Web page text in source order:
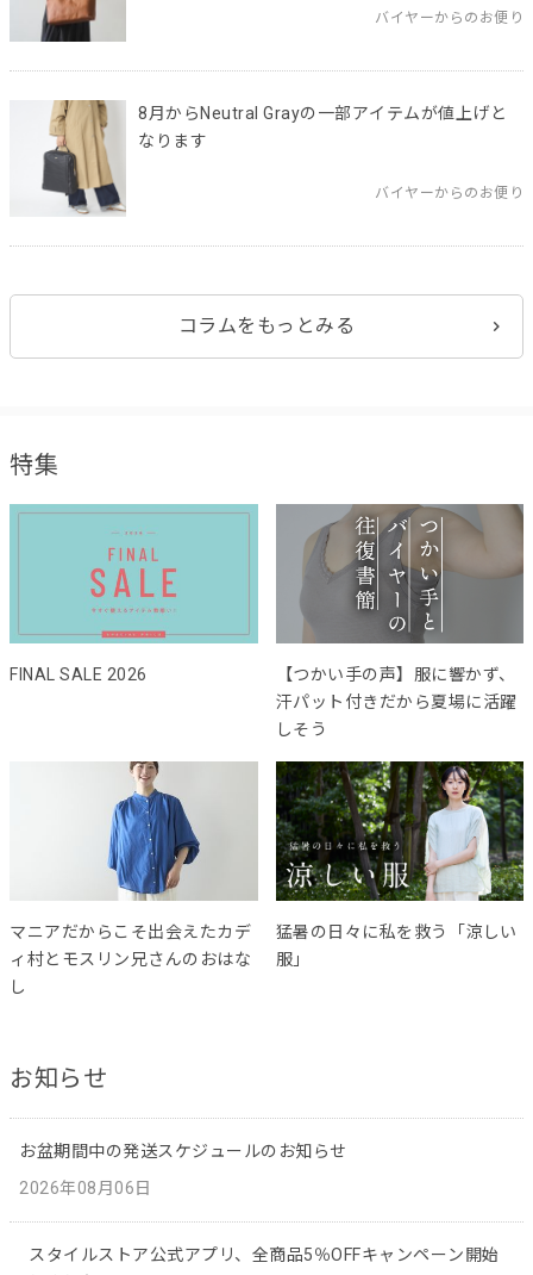
バイヤーからのお便り
8月からNeutral Grayの一部アイテムが値上げと
なります
バイヤーからのお便り
コラムをもっとみる
特集
FINAL SALE 2026
【つかい手の声】服に響かず、
汗パット付きだから夏場に活躍
しそう
マニアだからこそ出会えたカデ
ィ村とモスリン兄さんのおはな
し
猛暑の日々に私を救う「涼しい
服」
お知らせ
お盆期間中の発送スケジュールのお知らせ
2026年08月06日
スタイルストア公式アプリ、全商品5％OFFキャンペーン開始